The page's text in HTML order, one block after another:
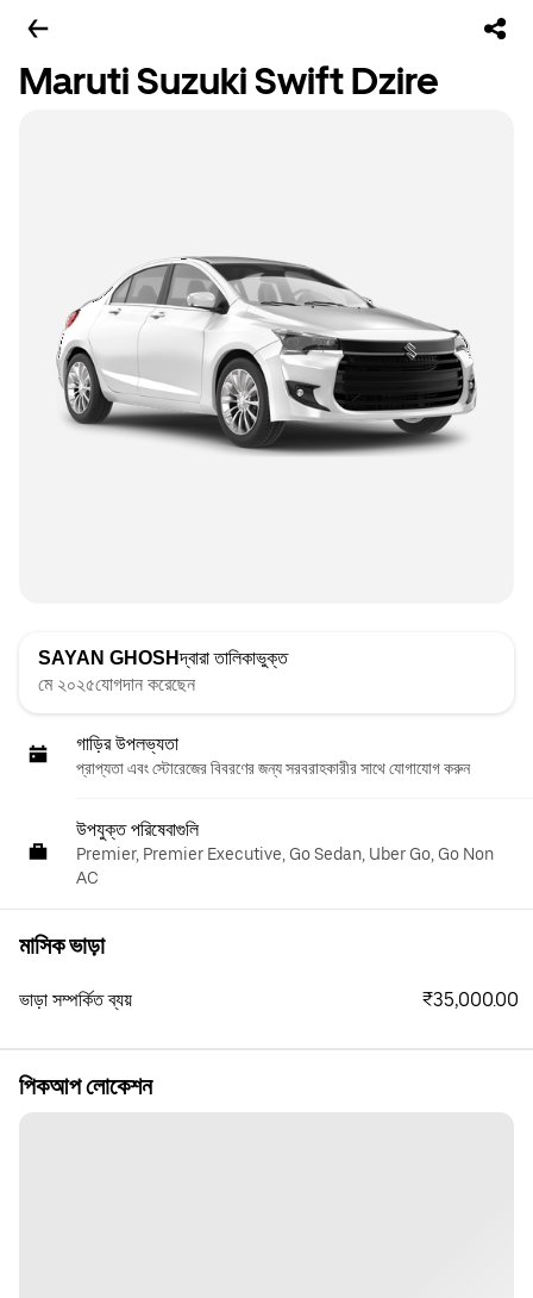
Maruti Suzuki Swift Dzire
SAYAN GHOSHদ্বারা তালিকাভুক্ত
মে ২০২৫যোগদান করেছেন
গাড়ির উপলভ্যতা
প্রাপ্যতা এবং স্টোরেজের বিবরণের জন্য সরবরাহকারীর সাথে যোগাযোগ করুন
উপযুক্ত পরিষেবাগুলি
Premier, Premier Executive, Go Sedan, Uber Go, Go Non
AC
মাসিক ভাড়া
ভাড়া সম্পর্কিত ব্যয় ₹35,000.00
পিকআপ লোকেশন